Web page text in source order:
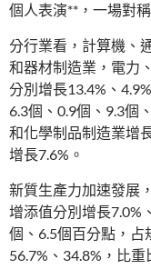
個人表演**，一場對
分行業看，計算機、
和器材制造業，電力
分別增長13.4%、
6.3個、0.9個、9.3個
和化學制品制造業增
增長7.6%。
新質生產力加速發展
增添值分別增長7.0%
個、6.5個百分點，占
56.7%、34.8%，比